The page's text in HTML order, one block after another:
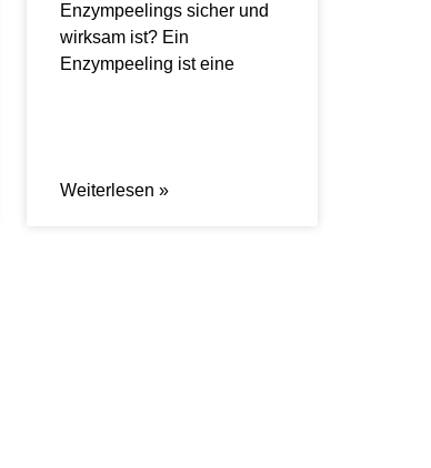
Enzympeelings sicher und
wirksam ist? Ein
Enzympeeling ist eine
Weiterlesen »